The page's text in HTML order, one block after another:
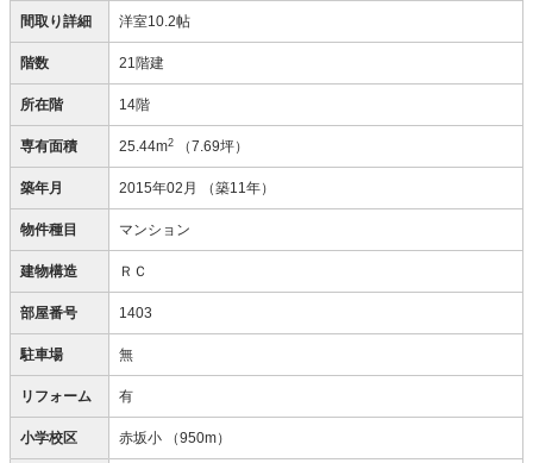
間取り詳細 洋室10.2帖
階数 21階建
所在階 14階
専有面積 25.44m2 （7.69坪）
築年月 2015年02月 （築11年）
物件種目 マンション
建物構造 ＲＣ
部屋番号 1403
駐車場 無
リフォーム 有
小学校区 赤坂小 （950m）